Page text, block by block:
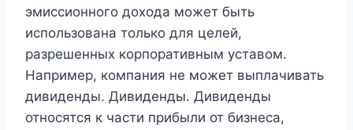
эмиссионного дохода может быть
использована только для целей,
разрешенных корпоративным уставом.
Например, компания не может выплачивать
дивиденды. Дивиденды. Дивиденды
относятся к части прибыли от бизнеса,